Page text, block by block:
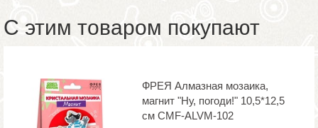
С этим товаром покупают
ФРЕЯ Алмазная мозаика,
магнит "Ну, погоди!" 10,5*12,5
см CMF-ALVM-102